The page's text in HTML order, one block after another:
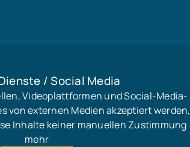
/ Social Media
Videoplattformen und Social-Media-
von externen Medien akzeptiert werden,
Inhalte keiner manuellen Zustimmung
mehr